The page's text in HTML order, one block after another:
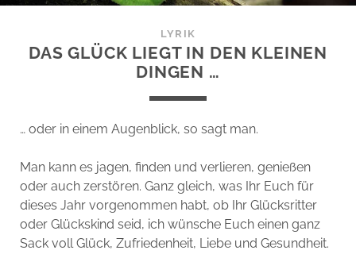
LYRIK
DAS GLÜCK LIEGT IN DEN KLEINEN
DINGEN …
… oder in einem Augenblick, so sagt man.
Man kann es jagen, finden und verlieren, genießen
oder auch zerstören. Ganz gleich, was Ihr Euch für
dieses Jahr vorgenommen habt, ob Ihr Glücksritter
oder Glückskind seid, ich wünsche Euch einen ganz
Sack voll Glück, Zufriedenheit, Liebe und Gesundheit.